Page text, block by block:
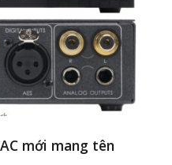
mới mang tên